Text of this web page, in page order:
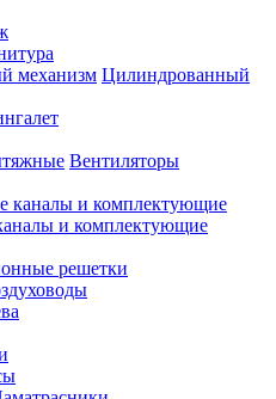
Цилиндрованный
Вентиляторы
и комплектующие
решетки